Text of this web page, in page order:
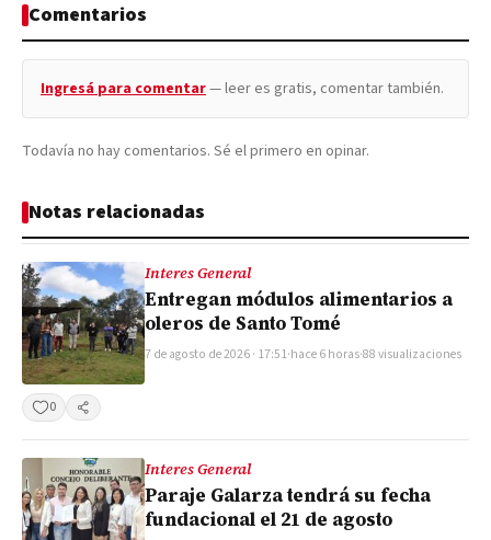
Comentarios
Ingresá para comentar— leer es gratis, comentar también.
Todavía no hay comentarios. Sé el primero en opinar.
Notas relacionadas
Interes General
Entregan módulos alimentarios a
oleros de Santo Tomé
7 de agosto de 2026 · 17:51·hace 6 horas·88 visualizaciones
0 Compartir
Interes General
Paraje Galarza tendrá su fecha
fundacional el 21 de agosto